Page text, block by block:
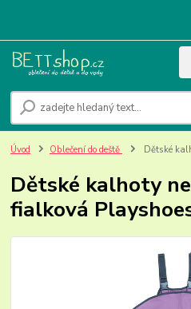
Úvod Oblečení do deště Dětské
Dětské kalhoty
fialková